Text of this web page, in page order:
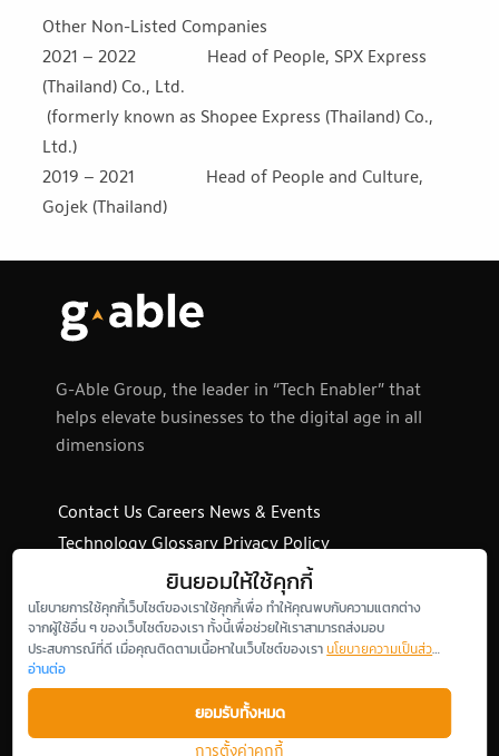
ยินยอมให้ใช้คุกกี้
นโยบายการใช้คุกกี้เว็บไซต์ของเราใช้คุกกี้เพื่อ ทำให้คุณพบกับความแตกต่าง
จากผู้ใช้อื่น ๆ ของเว็บไซต์ของเรา ทั้งนี้เพื่อช่วยให้เราสามารถส่งมอบ
ประสบการณ์ที่ดี เมื่อคุณติดตามเนื้อหาในเว็บไซต์ของเรา นโยบายความเป็นส่วน
ตัว
อ่านต่อ
ยอมรับทั้งหมด
การตั้งค่าคุกกี้
Other Non-Listed Companies
2021 – 2022 Head of People, SPX Express
(Thailand) Co., Ltd.
(formerly known as Shopee Express (Thailand) Co.,
Ltd.)
2019 – 2021 Head of People and Culture,
Gojek (Thailand)
G-Able Group, the leader in “Tech Enabler” that
helps elevate businesses to the digital age in all
dimensions
Contact Us Careers News & Events
Technology GlossaryPrivacy Policy
Privacy NoticeCookie PolicySite Map
LinkedInFacebook
YoutubeTwitter